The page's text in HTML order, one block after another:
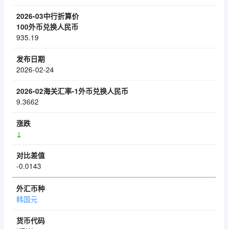
935.19
2026-02-24
9.3662
↓
-0.0143
韩国元